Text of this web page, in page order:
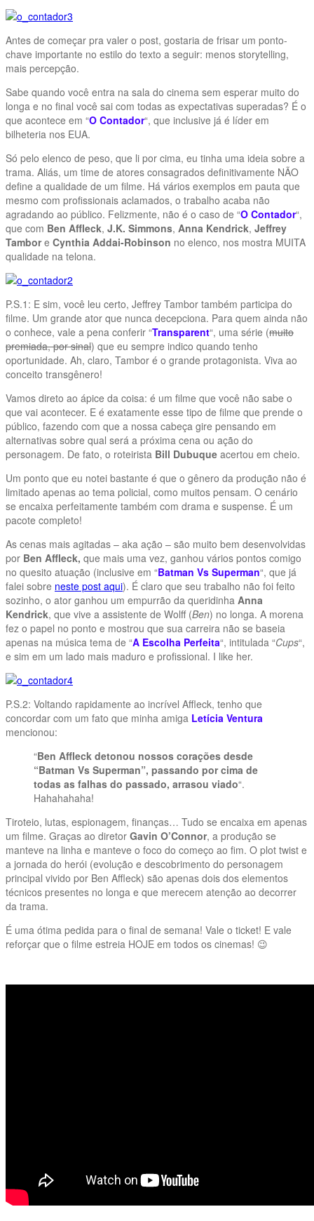
Antes de começar pra valer o post, gostaria de frisar um ponto-
chave importante no estilo do texto a seguir: menos storytelling,
mais percepção.
Sabe quando você entra na sala do cinema sem esperar muito do
longa e no final você sai com todas as expectativas superadas? É o
que acontece em “O Contador“, que inclusive já é líder em
bilheteria nos EUA.
Só pelo elenco de peso, que li por cima, eu tinha uma ideia sobre a
trama. Aliás, um time de atores consagrados definitivamente NÃO
define a qualidade de um filme. Há vários exemplos em pauta que
mesmo com profissionais aclamados, o trabalho acaba não
agradando ao público. Felizmente, não é o caso de “O Contador“,
que com Ben Affleck, J.K. Simmons, Anna Kendrick, Jeffrey
Tambore Cynthia Addai-Robinson no elenco, nos mostra MUITA
qualidade na telona.
P.S.1: E sim, você leu certo, Jeffrey Tambor também participa do
filme. Um grande ator que nunca decepciona. Para quem ainda não
o conhece, vale a pena conferir “Transparent“, uma série (muito
premiada, por sinal) que eu sempre indico quando tenho
oportunidade. Ah, claro, Tambor é o grande protagonista. Viva ao
conceito transgênero!
Vamos direto ao ápice da coisa: é um filme que você não sabe o
que vai acontecer. E é exatamente esse tipo de filme que prende o
público, fazendo com que a nossa cabeça gire pensando em
alternativas sobre qual será a próxima cena ou ação do
personagem. De fato, o roteirista Bill Dubuque acertou em cheio.
Um ponto que eu notei bastante é que o gênero da produção não é
limitado apenas ao tema policial, como muitos pensam. O cenário
se encaixa perfeitamente também com drama e suspense. É um
pacote completo!
As cenas mais agitadas – aka ação – são muito bem desenvolvidas
por Ben Affleck, que mais uma vez, ganhou vários pontos comigo
no quesito atuação (inclusive em “Batman Vs Superman“, que já
falei sobre neste post aqui). É claro que seu trabalho não foi feito
sozinho, o ator ganhou um empurrão da queridinha Anna
Kendrick, que vive a assistente de Wolff (Ben) no longa. A morena
fez o papel no ponto e mostrou que sua carreira não se baseia
apenas na música tema de “A Escolha Perfeita“, intitulada “Cups“,
e sim em um lado mais maduro e profissional. I like her.
P.S.2: Voltando rapidamente ao incrível Affleck, tenho que
concordar com um fato que minha amiga Letícia Ventura
mencionou:
“Ben Affleck detonou nossos corações desde
“Batman Vs Superman”, passando por cima de
todas as falhas do passado, arrasou viado“.
Hahahahaha!
Tiroteio, lutas, espionagem, finanças… Tudo se encaixa em apenas
um filme. Graças ao diretor Gavin O’Connor, a produção se
manteve na linha e manteve o foco do começo ao fim. O plot twist e
a jornada do herói (evolução e descobrimento do personagem
principal vivido por Ben Affleck) são apenas dois dos elementos
técnicos presentes no longa e que merecem atenção ao decorrer
da trama.
É uma ótima pedida para o final de semana! Vale o ticket! E vale
reforçar que o filme estreia HOJE em todos os cinemas! 😉